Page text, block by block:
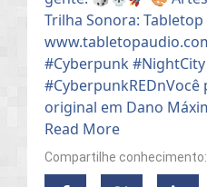
Compartilhe conhecimento: